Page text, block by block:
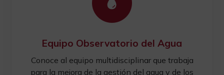
Equipo Observatorio del Agua
Conoce al equipo multidisciplinar que trabaja
para la mejora de la gestión del agua y de los